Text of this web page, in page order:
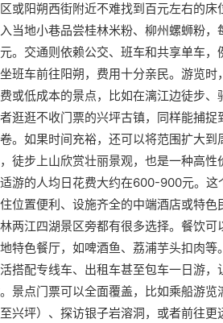
或阳朔西街附近不难找到百元左右的床
当地小巷品尝桂林米粉、柳州螺蛳粉，
。交通则依赖公交、班车和共享单车，
班车前往阳朔，费用十分亲民。游览时
或低成本的景点，比如在漓江边徒步、
逛逛不收门票的兴坪古镇，同样能捕捉
。如果时间充裕，还可以将范围扩大到
徒步上山欣赏壮丽景观，也是一种高性
游的人均日花费大约在600-900元。这
位置便利、设施齐全的中端酒店或特色
两江四湖景区旁都有很多选择。餐饮可
特色餐厅，如啤酒鱼、荔浦芋头扣肉等
搭配专线车、出租车甚至包车一日游，
景点门票可以全面覆盖，比如乘船游览
兴坪）、探访银子岩溶洞，或者前往更